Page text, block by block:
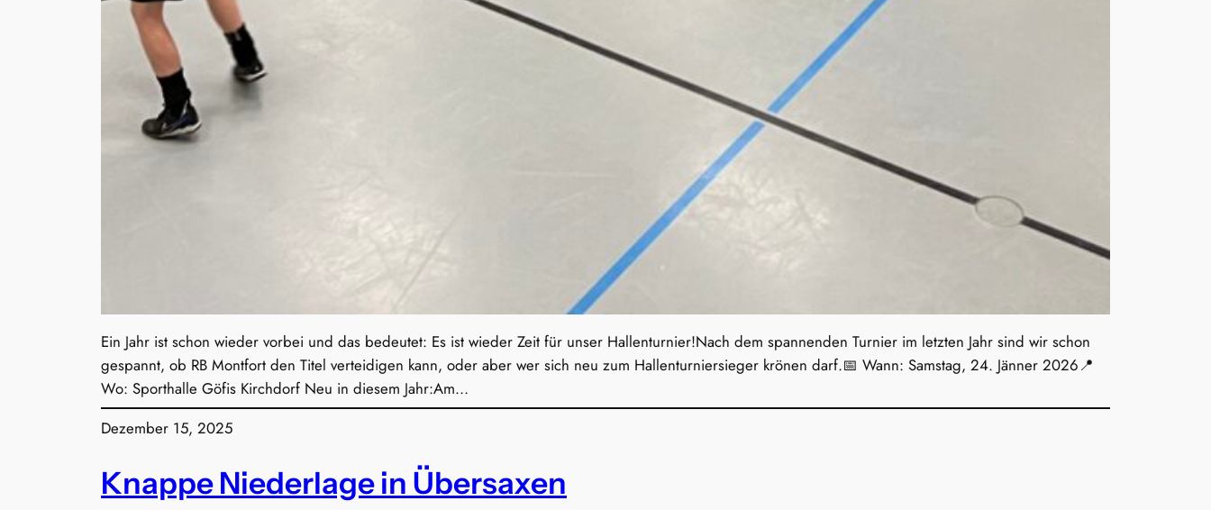
Ein Jahr ist schon wieder vorbei und das bedeutet: Es ist wieder Zeit für unser Hallenturnier!Nach dem spannenden Turnier im letzten Jahr sind wir schon
gespannt, ob RB Montfort den Titel verteidigen kann, oder aber wer sich neu zum Hallenturniersieger krönen darf.📅 Wann: Samstag, 24. Jänner 2026📍
Wo: Sporthalle Göfis Kirchdorf Neu in diesem Jahr:Am…
Dezember 15, 2025
Knappe Niederlage in Übersaxen